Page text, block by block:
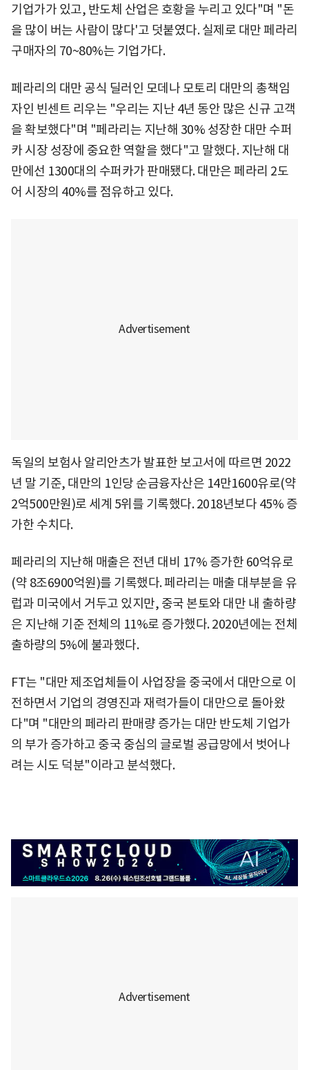
기업가가 있고, 반도체 산업은 호황을 누리고 있다"며 "돈
을 많이 버는 사람이 많다'고 덧붙였다. 실제로 대만 페라리
구매자의 70~80%는 기업가다.
페라리의 대만 공식 딜러인 모데나 모토리 대만의 총책임
자인 빈센트 리우는 "우리는 지난 4년 동안 많은 신규 고객
을 확보했다"며 "페라리는 지난해 30% 성장한 대만 수퍼
카 시장 성장에 중요한 역할을 했다"고 말했다. 지난해 대
만에선 1300대의 수퍼카가 판매됐다. 대만은 페라리 2도
어 시장의 40%를 점유하고 있다.
독일의 보험사 알리안츠가 발표한 보고서에 따르면 2022
년 말 기준, 대만의 1인당 순금융자산은 14만1600유로(약
2억500만원)로 세계 5위를 기록했다. 2018년보다 45% 증
가한 수치다.
페라리의 지난해 매출은 전년 대비 17% 증가한 60억유로
(약 8조6900억원)를 기록했다. 페라리는 매출 대부분을 유
럽과 미국에서 거두고 있지만, 중국 본토와 대만 내 출하량
은 지난해 기준 전체의 11%로 증가했다. 2020년에는 전체
출하량의 5%에 불과했다.
FT는 "대만 제조업체들이 사업장을 중국에서 대만으로 이
전하면서 기업의 경영진과 재력가들이 대만으로 돌아왔
다"며 "대만의 페라리 판매량 증가는 대만 반도체 기업가
의 부가 증가하고 중국 중심의 글로벌 공급망에서 벗어나
려는 시도 덕분"이라고 분석했다.